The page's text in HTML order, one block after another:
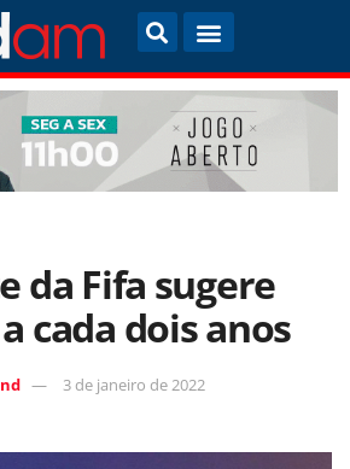
da Fifa sugere
cada dois anos
3 de janeiro de 2022